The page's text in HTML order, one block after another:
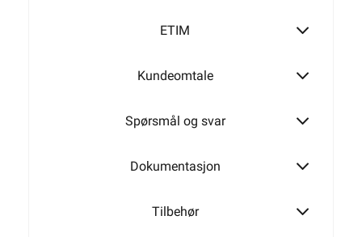
ETIM
Kundeomtale
Spørsmål og svar
Dokumentasjon
Tilbehør